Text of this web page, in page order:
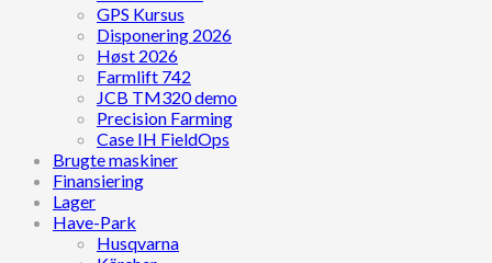
GPS Kursus
Disponering 2026
Høst 2026
Farmlift 742
JCB TM320 demo
Precision Farming
Case IH FieldOps
Brugte maskiner
Finansiering
Lager
Have-Park
Husqvarna